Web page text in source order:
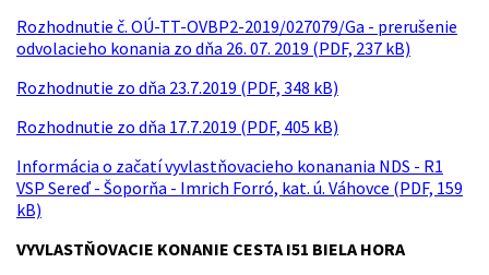
Rozhodnutie č. OÚ-TT-OVBP2-2019/027079/Ga - prerušenie
odvolacieho konania zo dňa 26. 07. 2019 (PDF, 237 kB)
Rozhodnutie zo dňa 23.7.2019 (PDF, 348 kB)
Rozhodnutie zo dňa 17.7.2019 (PDF, 405 kB)
Informácia o začatí vyvlastňovacieho konanania NDS - R1
VSP Sereď - Šoporňa - Imrich Forró, kat. ú. Váhovce (PDF, 159
kB)
VYVLASTŇOVACIE KONANIE CESTA I51 BIELA HORA